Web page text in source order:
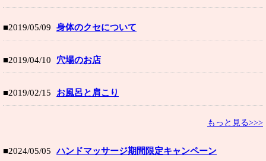
■2019/05/09 身体のクセについて
■2019/04/10 穴場のお店
■2019/02/15 お風呂と肩こり
もっと見る>>>
■2024/05/05 ハンドマッサージ期間限定キャンペーン